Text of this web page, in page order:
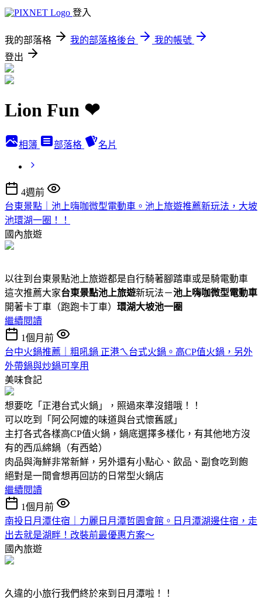
登入
我的部落格 我的部落格後台
我的帳號
登出
Lion Fun ❤
相簿 部落格 名片
4週前
台東景點｜池上嗨咖微型電動車。池上旅遊推薦新玩法，大坡
池環湖一圈！！
國內旅遊
以往到台東景點池上旅遊都是自行騎著腳踏車或是騎電動車
這次推薦大家台東景點池上旅遊新玩法－池上嗨咖微型電動車
開著卡丁車（跑跑卡丁車） 環湖大坡池一圈
繼續閱讀
1個月前
台中火鍋推薦｜粗吼鍋 正港ㄟ台式火鍋。高CP值火鍋，另外
外帶鍋與炒鍋可享用
美味食記
想要吃「正港台式火鍋」，照過來準沒錯哦！！
可以吃到「阿公阿嬤的味道與台式懷舊感」
主打各式各樣高CP值火鍋，鍋底選擇多樣化，有其他地方沒
有的西瓜綿鍋（有西蛤）
肉品與海鮮非常新鮮，另外還有小點心、飲品、副食吃到飽
絕對是一間會想再回訪的日常型火鍋店
繼續閱讀
1個月前
南投日月潭住宿｜力麗日月潭哲園會館。日月潭湖邊住宿，走
出去就是湖畔！改裝前最優惠方案～
國內旅遊
久違的小旅行我們終於來到日月潭啦！！